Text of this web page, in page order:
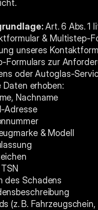
Art. 6 Abs. 1
& Multistep-
unseres
Formulars zur
oder Autoglas-
erhoben:
Nachname
Adresse
& Modell
des Schadens
(z. B.